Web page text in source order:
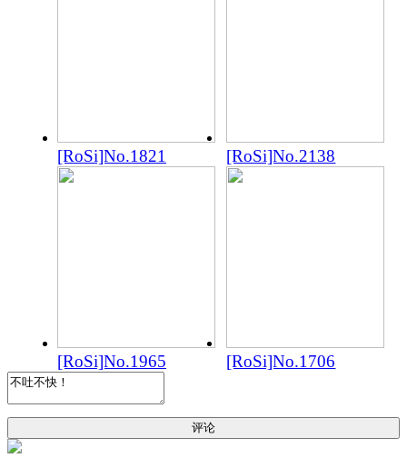
[RoSi]No.1821 [RoSi]No.2138
[RoSi]No.1965 [RoSi]No.1706
评论